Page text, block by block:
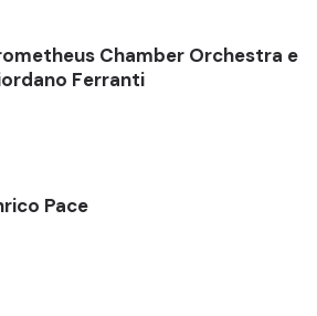
Chamber Orchestra e
Ferranti
Pace